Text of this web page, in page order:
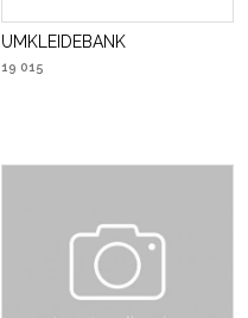
UMKLEIDEBANK
19 015